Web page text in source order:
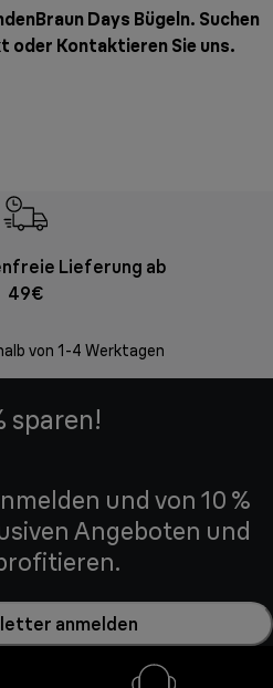
Days Bügeln. Suchen
oder Kontaktieren Sie uns.
Lieferung ab
49€
von 1-4 Werktagen
sparen!
und von 10 %
Angeboten und
anmelden